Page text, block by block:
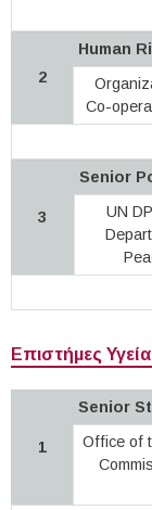
2
Human
Co-
3
Senior
UN
Επιστήμες
1
Senior
Office of